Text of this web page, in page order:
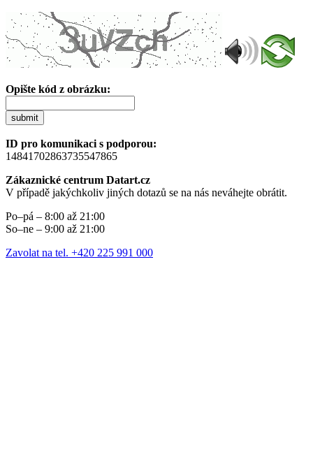
Opište kód z obrázku:
submit
ID pro komunikaci s podporou:
14841702863735547865
Zákaznické centrum Datart.cz
V případě jakýchkoliv jiných dotazů se na nás neváhejte obrátit.
Po–pá – 8:00 až 21:00
So–ne – 9:00 až 21:00
Zavolat na tel. +420 225 991 000